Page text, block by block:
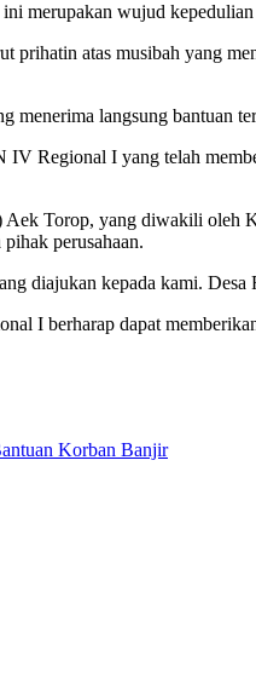
merupakan wujud
atas musibah yang
menerima langsung bantuan
Regional I yang telah
Torop, yang diwakili oleh
perusahaan.
diajukan kepada kami.
I berharap dapat
Korban Banjir